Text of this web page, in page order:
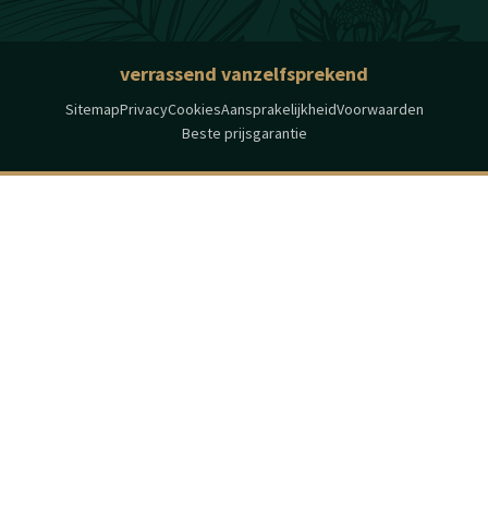
verrassend vanzelfsprekend
SitemapPrivacyCookiesAansprakelijkheidVoorwaarden
Beste prijsgarantie